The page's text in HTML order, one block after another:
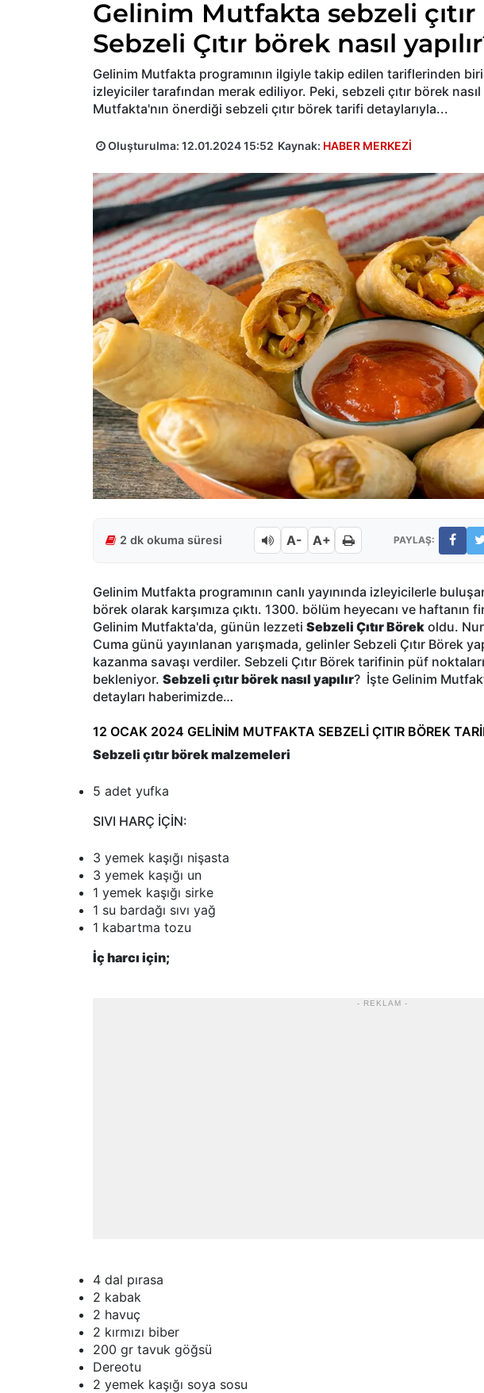
Gelinim Mutfakta sebzeli
Sebzeli Çıtır börek nasıl
Gelinim Mutfakta programının ilgiyle takip edilen tariflerinden
izleyiciler tarafından merak ediliyor. Peki, sebzeli çıtır börek nasıl
Mutfakta'nın önerdiği sebzeli çıtır börek tarifi detaylarıyla...
Oluşturulma: 12.01.2024 15:52 Kaynak: HABER MERKEZİ
2 dk okuma süresi A- A+ PAYLAŞ:
Gelinim Mutfakta programının canlı yayınında izleyicilerle
börek olarak karşımıza çıktı. 1300. bölüm heyecanı ve
Gelinim Mutfakta'da, günün lezzeti Sebzeli Çıtır Börek oldu.
Cuma günü yayınlanan yarışmada, gelinler Sebzeli Çıtır Börek
kazanma savaşı verdiler. Sebzeli Çıtır Börek tarifinin püf
bekleniyor. Sebzeli çıtır börek nasıl yapılır? İşte Gelinim
detayları haberimizde…
12 OCAK 2024 GELİNİM MUTFAKTA SEBZELİ ÇITIR BÖREK
Sebzeli çıtır börek malzemeleri
5 adet yufka
SIVI HARÇ İÇİN:
3 yemek kaşığı nişasta
3 yemek kaşığı un
1 yemek kaşığı sirke
1 su bardağı sıvı yağ
1 kabartma tozu
İç harcı için;
- REKLAM -
4 dal pırasa
2 kabak
2 havuç
2 kırmızı biber
200 gr tavuk göğsü
Dereotu
2 yemek kaşığı soya sosu